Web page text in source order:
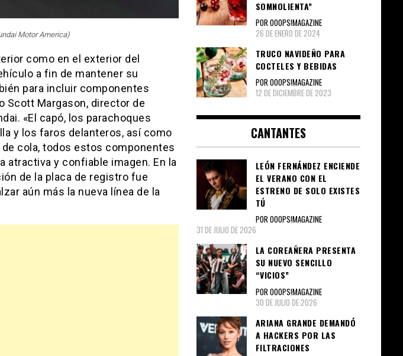
Motor America)
como en el exterior del
a fin de mantener su
para incluir componentes
Scott Margason, director de
«El capó, los parachoques
y los faros delanteros, así como
de cola, todos estos componentes
atractiva y confiable imagen. En la
de la placa de registro fue
aún más la nueva línea de la
SOMNOLIENTA”
POR OOOPS!MAGAZINE
26 DE ENERO DE 2024
TRUCO NAVIDEÑO PARA
COCTELES Y BEBIDAS
POR OOOPS!MAGAZINE
12 DE DICIEMBRE DE 2023
CANTANTES
LEÓN FERNÁNDEZ ENCIENDE
EL VERANO CON EL
ESTRENO DE SOLO EXISTES
TÚ
POR OOOPS!MAGAZINE
31 DE JULIO DE 2026
LA COREAÑERA PRESENTA
SU NUEVO SENCILLO
“VICIOS”
POR OOOPS!MAGAZINE
30 DE JULIO DE 2026
ARIANA GRANDE DEMANDÓ
A HACKERS POR LAS
FILTRACIONES